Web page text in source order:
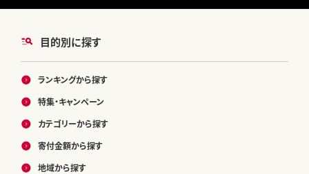
目的別に探す
ランキングから探す
特集・キャンペーン
カテゴリーから探す
寄付金額から探す
地域から探す